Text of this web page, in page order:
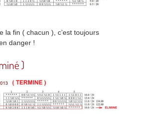
la fin ( chacun ), c’est toujours
danger !
)